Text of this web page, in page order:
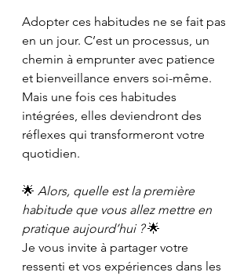
Adopter ces habitudes ne se fait pas
en un jour. C’est un processus, un
chemin à emprunter avec patience
et bienveillance envers soi-même.
Mais une fois ces habitudes
intégrées, elles deviendront des
réflexes qui transformeront votre
quotidien.
🌟 Alors, quelle est la première
habitude que vous allez mettre en
pratique aujourd’hui ? 🌟
Je vous invite à partager votre
ressenti et vos expériences dans les